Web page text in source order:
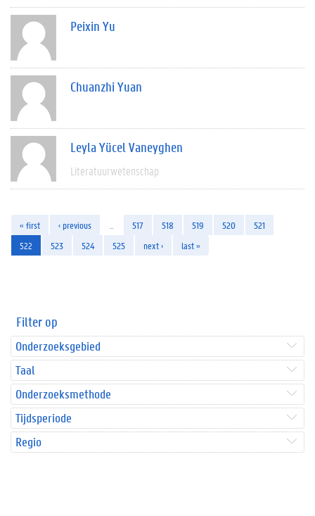
Peixin Yu
Chuanzhi Yuan
Leyla Yücel Vaneyghen
Literatuurwetenschap
« first ‹ previous 517 518 519 520
521
522
523 524 525 next › last »
Filter op
Onderzoeksgebied
Taal
Onderzoeksmethode
Tijdsperiode
Regio